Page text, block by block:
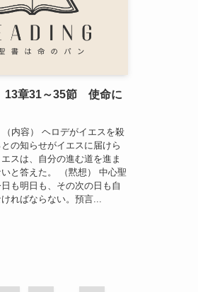
章31～35節 使命に
内容） ヘロデがイエスを殺
の知らせがイエスに届けら
スは、自分の進む道を進ま
と答えた。 （黙想） 中心聖
も明日も、その次の日も自
ればならない。預言...